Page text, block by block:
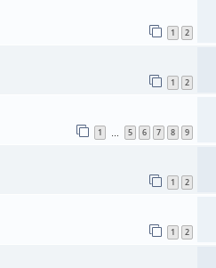
1 2
1 2
1 5 6 7 8 9
1 2
1 2